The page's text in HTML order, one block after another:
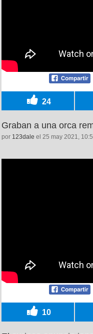
24
Graban a una orca
por 123dale el 25 may 2021,
10